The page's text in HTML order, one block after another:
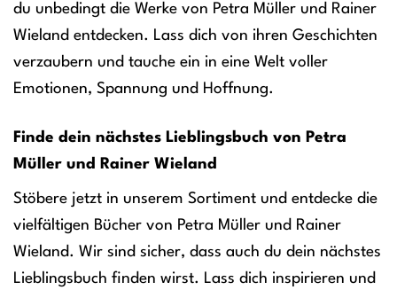
du unbedingt die Werke von Petra Müller und Rainer
Wieland entdecken. Lass dich von ihren Geschichten
verzaubern und tauche ein in eine Welt voller
Emotionen, Spannung und Hoffnung.
Finde dein nächstes Lieblingsbuch von Petra
Müller und Rainer Wieland
Stöbere jetzt in unserem Sortiment und entdecke die
vielfältigen Bücher von Petra Müller und Rainer
Wieland. Wir sind sicher, dass auch du dein nächstes
Lieblingsbuch finden wirst. Lass dich inspirieren und